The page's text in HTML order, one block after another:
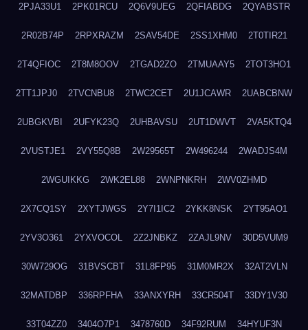
2PJA33U1 2PK01RCU 2Q6V9UEG 2QFIABDG 2QYABSTR
2R02B74P 2RPXRAZM 2SAV54DE 2SS1XHM0 2T0TIR21
2T4QFIOC 2T8M8OOV 2TGAD2ZO 2TMUAAY5 2TOT3HO1
2TT1JPJ0 2TVCNBU8 2TWC2CET 2U1JCAWR 2UABCBNW
2UBGKVBI 2UFYK23Q 2UHBAVSU 2UT1DWVT 2VA5KTQ4
2VUSTJE1 2VY55Q8B 2W29565T 2W496244 2WADJS4M
2WGUIKKG 2WK2EL88 2WNPNKRH 2WV0ZHMD
2X7CQ1SY 2XYTJWGS 2Y7I1IC2 2YKK8NSK 2YT95AO1
2YV3O361 2YXVOCOL 2Z2JNBKZ 2ZAJL9NV 30D5VUM9
30W729OG 31BVSCBT 31L8FP95 31M0MR2X 32AT2VLN
32MATDBP 336RPFHA 33ANXYRH 33CR504T 33DY1V30
33T04ZZ0 3404O7P1 3478760D 34F92RUM 34HYUF3N